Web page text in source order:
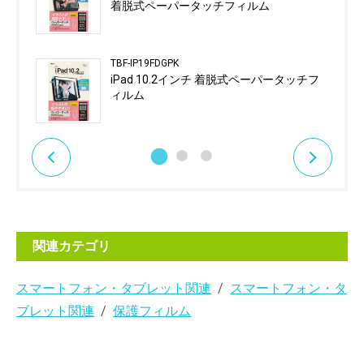
着脱式ペーパータッチフィルム
TBF-IP19FDGPK
iPad 10.2インチ 着脱式ペーパータッチフ
ィルム
関連カテゴリ
スマートフォン・タブレット関連
スマートフォン・タ
ブレット関連
保護フィルム